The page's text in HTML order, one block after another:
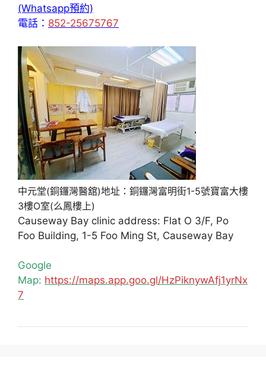
(Whatsapp預約)
電話： 852-25675767
中元堂(銅鑼灣醫舘)地址：銅鑼灣富明街1-5號寶富大樓
3樓O室(么鳳樓上)
Causeway Bay clinic address: Flat O 3/F, Po
Foo Building, 1-5 Foo Ming St, Causeway Bay
Google
Map: https://maps.app.goo.gl/HzPiknywAfj1yrNx
7